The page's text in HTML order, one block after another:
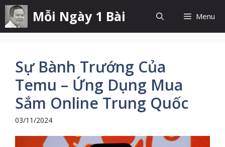
Chuyển
đến
nội
Mỗi Ngày 1 Bài Menu
Sự Bành Trướng Của
Temu – Ứng Dụng Mua
Sắm Online Trung Quốc
03/11/2024